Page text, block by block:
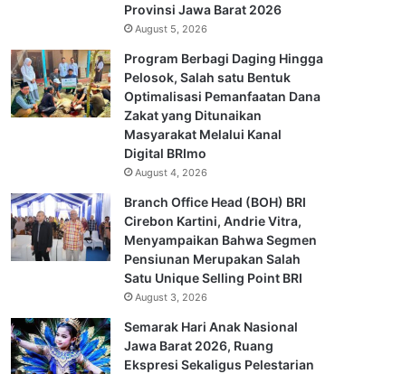
Provinsi Jawa Barat 2026
August 5, 2026
Program Berbagi Daging Hingga
Pelosok, Salah satu Bentuk
Optimalisasi Pemanfaatan Dana
Zakat yang Ditunaikan
Masyarakat Melalui Kanal
Digital BRImo
August 4, 2026
Branch Office Head (BOH) BRI
Cirebon Kartini, Andrie Vitra,
Menyampaikan Bahwa Segmen
Pensiunan Merupakan Salah
Satu Unique Selling Point BRI
August 3, 2026
Semarak Hari Anak Nasional
Jawa Barat 2026, Ruang
Ekspresi Sekaligus Pelestarian